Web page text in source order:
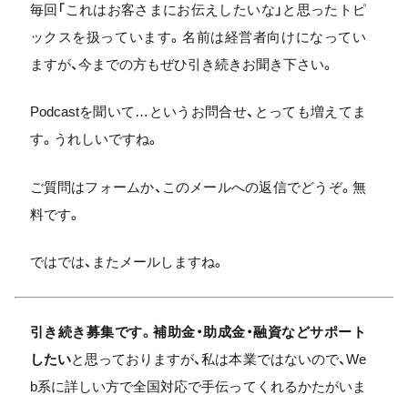
毎回「これはお客さまにお伝えしたいな」と思ったトピ
ックスを扱っています。名前は経営者向けになってい
ますが、今までの方もぜひ引き続きお聞き下さい。
Podcastを聞いて…というお問合せ、とっても増えてま
す。うれしいですね。
ご質問はフォームか、このメールへの返信でどうぞ。無
料です。
ではでは、またメールしますね。
引き続き募集です。補助金・助成金・融資などサポート
したいと思っておりますが、私は本業ではないので、We
b系に詳しい方で全国対応で手伝ってくれるかたがいま